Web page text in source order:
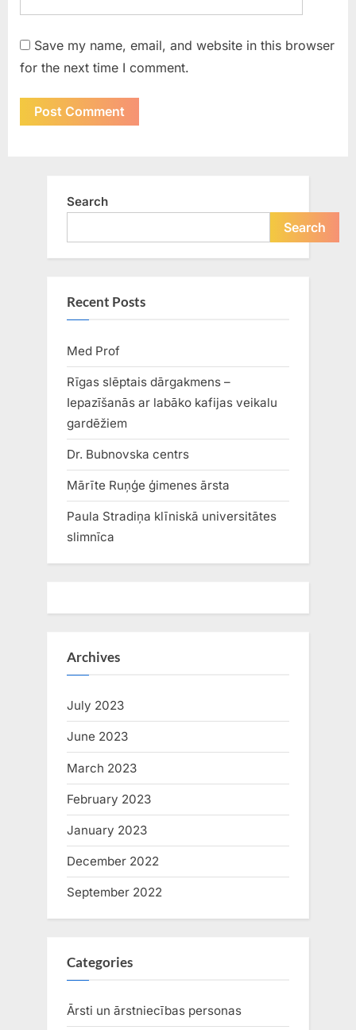
Save my name, email, and website in this browser
for the next time I comment.
Search
Search
Recent Posts
Med Prof
Rīgas slēptais dārgakmens –
Iepazīšanās ar labāko kafijas veikalu
gardēžiem
Dr. Bubnovska centrs
Mārīte Ruņģe ģimenes ārsta
Paula Stradiņa klīniskā universitātes
slimnīca
Archives
July 2023
June 2023
March 2023
February 2023
January 2023
December 2022
September 2022
Categories
Ārsti un ārstniecības personas